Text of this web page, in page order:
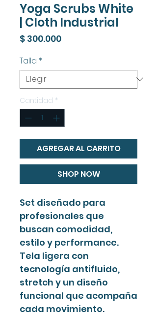
Yoga Scrubs White
| Cloth Industrial
$ 300.000Precio
Talla *
Cantidad *
AGREGAR AL CARRITO
SHOP NOW
Set diseñado para
profesionales que
buscan comodidad,
estilo y performance.
Tela ligera con
tecnología antifluido,
stretch y un diseño
funcional que acompaña
cada movimiento.